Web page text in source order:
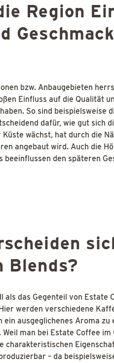
Region
bzw. Anbaugebieten
Einfluss auf die Qualität
So sind beispielsweise
dafür, wie gut sich
Küste wächst, hat durch die
angebaut wird. Auch die
beeinflussen den späteren
Blends?
als das Gegenteil von Estate
werden verschiedene
ausgeglichenes Aroma
man bei Estate Coffee
charakteristischen
– da